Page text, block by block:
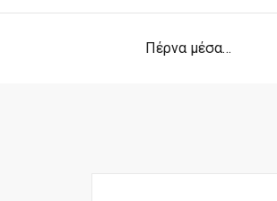
Πέρνα μέσα…